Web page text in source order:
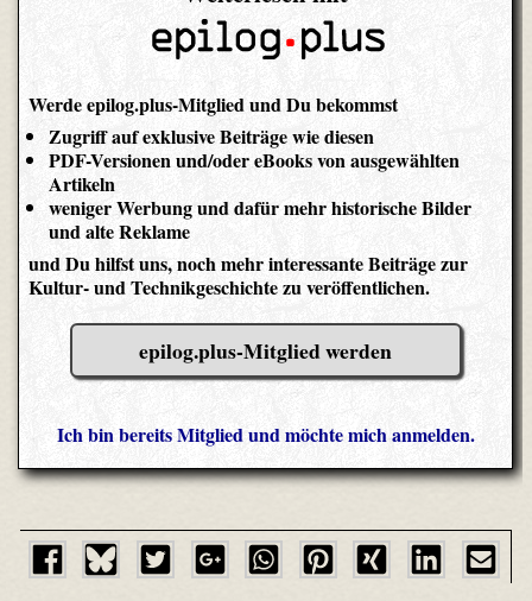
Werde epilog.plus-Mitglied und Du bekommst
Zugriff auf exklusive Beiträge wie diesen
PDF-Versionen und/oder eBooks von ausgewählten
Artikeln
weniger Werbung und dafür mehr historische Bilder
und alte Reklame
und Du hilfst uns, noch mehr interessante Beiträge zur
Kultur- und Technikgeschichte zu veröffentlichen.
epilog.plus-Mitglied werden
Ich bin bereits Mitglied und möchte mich anmelden.